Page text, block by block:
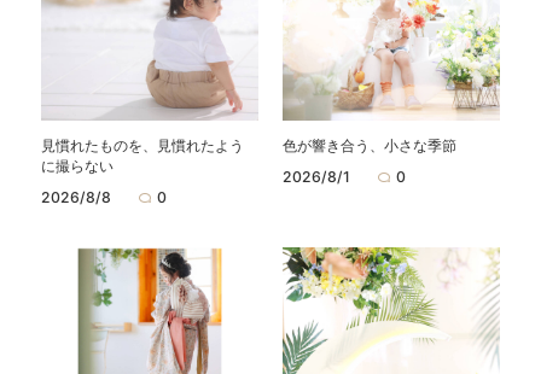
見慣れたものを、見慣れたよう
に撮らない
2026/8/8
0
色が響き合う、小さな季節
2026/8/1
0